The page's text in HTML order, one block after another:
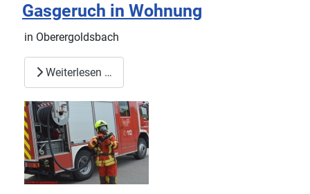
Gasgeruch in Wohnung
in Oberergoldsbach
Weiterlesen …